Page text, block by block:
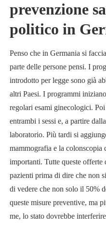
prevenzione
politico in
Penso che in Germania si
parte delle persone pensi. I
introdotto per legge sono già
altri Paesi. I programmi
regolari esami ginecologici.
entrambi i sessi e, a partire
laboratorio. Più tardi si
mammografia e la colonscopia
importanti. Tutte queste offerte
pazienti prima di dire che non
di vedere che non solo il 50%
queste misure preventive, ma
me, lo stato dovrebbe